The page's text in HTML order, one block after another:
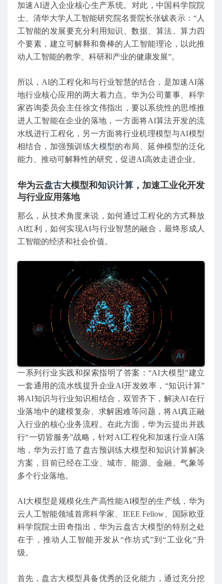
加速AI进入企业核心生产系统。对此，中国科学院院
士、清华大学人工智能研究院名誉院长张钹表示：“人
工智能的发展要充分利用知识、数据、算法、算力四
个要素，建立可解释和鲁棒的人工智能理论，以此推
动人工智能的教学、科研和产业的健康发展”。
所以，AI的工程化和与行业智慧的结合，是加速AI落
地行业核心应用的两大着力点。华为公司董事、科学
家咨询委员会主任徐文伟指出，要以系统性的思维推
进人工智能在企业的落地，一方面将AI算法开发的流
水线进行工程化，另一方面将行业机理模型与AI模型
相结合，加强预训练大模型的布局、延伸模型的泛化
能力、推动可解释性的研究，促进AI高效走进企业。
华为云盘古大模型和知识计算 ，加速工业化开发
与行业应用落地
那么，从技术角度来说，如何通过工程化的方式释放
AI红利，如何实现AI与行业智慧的融合，最终形成人
工智能的经济和社会价值。
一系列行业实践和探索指明了答案：“AI大模型”建立
一套通用的流水线提升企业AI开发效率，“知识计算”
将AI知识与行业知识相结合，双管齐下，解决AI在行
业落地中的建模复杂、求解困难等问题，将AI真正融
入行业的核心业务流程。在此方面，华为云提出并践
行“一切皆服务”战略，针对AI工程化和加速行业AI落
地，华为云打造了盘古预训练大模型和知识计算解决
方案，目前已经在工业、城市、能源、金融、气象等
多个行业落地。
AI大模型是规模化生产高性能AI模型的生产线，华为
云人工智能领域首席科学家、IEEE Fellow、国际欧亚
科学院院士田奇指出，华为云盘古大模型的特别之处
在于，推动人工智能开发从“作坊式”到“工业化”升
级。
首先，盘古大模型具备优秀的泛化能力，通过充分挖